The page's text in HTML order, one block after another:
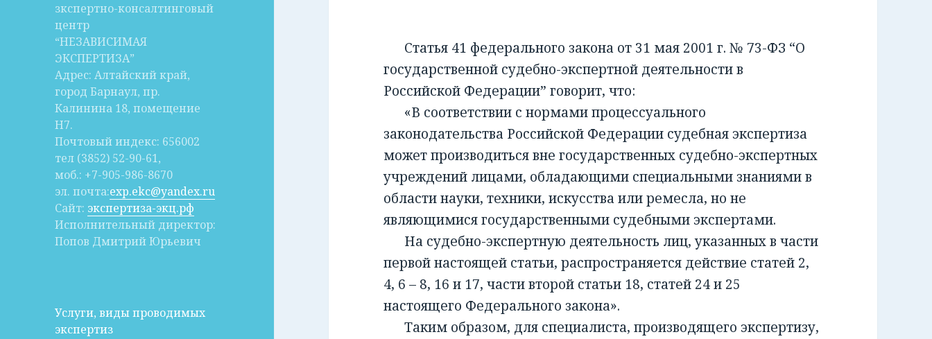
зкспертно-консалтинговый
центр
“НЕЗАВИСИМАЯ
ЭКСПЕРТИЗА”
Адрес: Алтайский край,
город Барнаул, пр.
Калинина 18, помещение
Н7.
Почтовый индекс: 656002
тел (3852) 52-90-61,
моб.: +7-905-986-8670
эл. почта:exp.ekc@yandex.ru
Сайт: экспертиза-экц.рф
Исполнительный директор:
Попов Дмитрий Юрьевич
Услуги, виды проводимых
экспертиз
Статья 41 федерального закона от 31 мая 2001 г. № 73-ФЗ “О
государственной судебно-экспертной деятельности в
Российской Федерации” говорит, что:
«В соответствии с нормами процессуального
законодательства Российской Федерации судебная экспертиза
может производиться вне государственных судебно-экспертных
учреждений лицами, обладающими специальными знаниями в
области науки, техники, искусства или ремесла, но не
являющимися государственными судебными экспертами.
На судебно-экспертную деятельность лиц, указанных в части
первой настоящей статьи, распространяется действие статей 2,
4, 6 – 8, 16 и 17, части второй статьи 18, статей 24 и 25
настоящего Федерального закона».
Таким образом, для специалиста, производящего экспертизу,